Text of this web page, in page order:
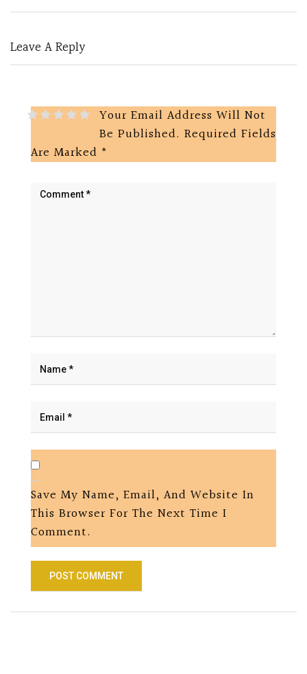
Leave A Reply
Your Email Address Will Not
Be Published. Required Fields
Are Marked *
Save My Name, Email, And Website In
This Browser For The Next Time I
Comment.